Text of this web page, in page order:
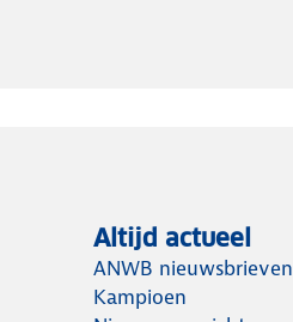
Altijd actueel
ANWB nieuwsbrieven
Kampioen